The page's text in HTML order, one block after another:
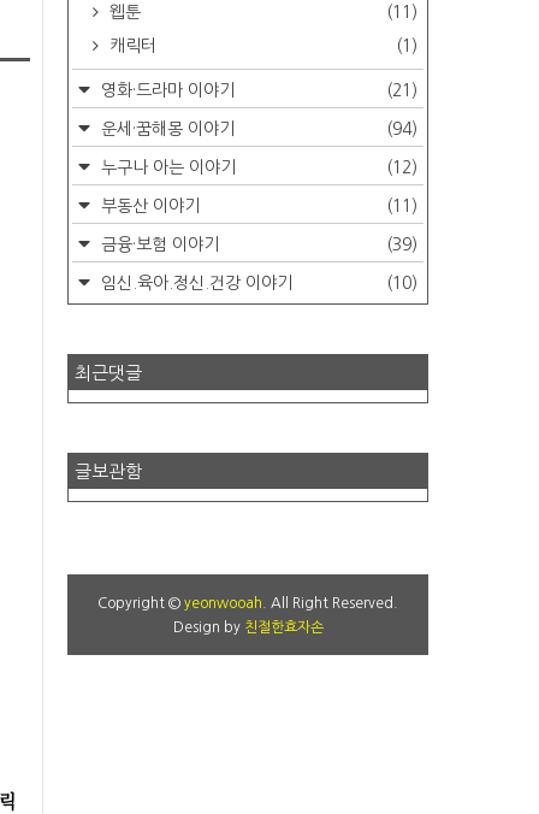
웹툰
(11)
캐릭터
(1)
영화·드라마 이야기 (21)
운세·꿈해몽 이야기 (94)
누구나 아는 이야기 (12)
부동산 이야기 (11)
금융·보험 이야기 (39)
임신.육아.정신.건강 이야기 (10)
최근댓글
글보관함
Copyright ©yeonwooah . All Right Reserved.
Design by 친절한효자손